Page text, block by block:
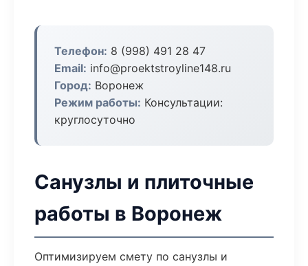
Телефон: 8 (998) 491 28 47
Email: info@proektstroyline148.ru
Город: Воронеж
Режим работы: Консультации:
круглосуточно
Санузлы и плиточные
работы в Воронеж
Оптимизируем смету по санузлы и